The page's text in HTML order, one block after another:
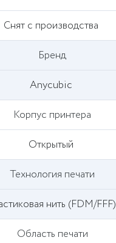
Снят с производства
Бренд
Anycubic
Корпус принтера
Открытый
Технология печати
нить (FDM/FFF)
Область печати